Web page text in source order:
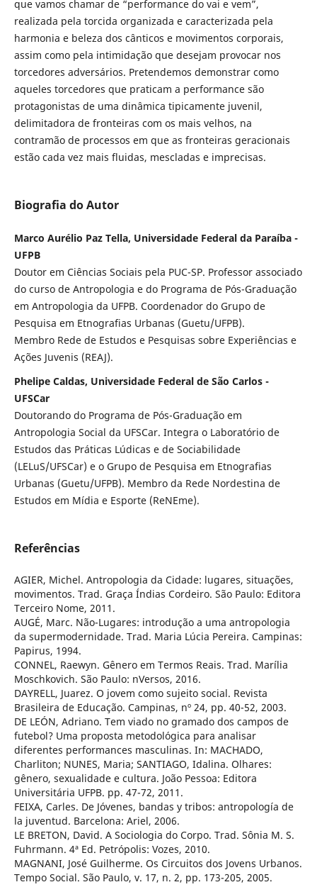
que vamos chamar de “performance do vai e vem”,
realizada pela torcida organizada e caracterizada pela
harmonia e beleza dos cânticos e movimentos corporais,
assim como pela intimidação que desejam provocar nos
torcedores adversários. Pretendemos demonstrar como
aqueles torcedores que praticam a performance são
protagonistas de uma dinâmica tipicamente juvenil,
delimitadora de fronteiras com os mais velhos, na
contramão de processos em que as fronteiras geracionais
estão cada vez mais fluidas, mescladas e imprecisas.
Biografia do Autor
Marco Aurélio Paz Tella, Universidade Federal da Paraíba -
UFPB
Doutor em Ciências Sociais pela PUC-SP. Professor associado
do curso de Antropologia e do Programa de Pós-Graduação
em Antropologia da UFPB. Coordenador do Grupo de
Pesquisa em Etnografias Urbanas (Guetu/UFPB).
Membro Rede de Estudos e Pesquisas sobre Experiências e
Ações Juvenis (REAJ).
Phelipe Caldas, Universidade Federal de São Carlos -
UFSCar
Doutorando do Programa de Pós-Graduação em
Antropologia Social da UFSCar. Integra o Laboratório de
Estudos das Práticas Lúdicas e de Sociabilidade
(LELuS/UFSCar) e o Grupo de Pesquisa em Etnografias
Urbanas (Guetu/UFPB). Membro da Rede Nordestina de
Estudos em Mídia e Esporte (ReNEme).
Referências
AGIER, Michel. Antropologia da Cidade: lugares, situações,
movimentos. Trad. Graça Índias Cordeiro. São Paulo: Editora
Terceiro Nome, 2011.
AUGÉ, Marc. Não-Lugares: introdução a uma antropologia
da supermodernidade. Trad. Maria Lúcia Pereira. Campinas:
Papirus, 1994.
CONNEL, Raewyn. Gênero em Termos Reais. Trad. Marília
Moschkovich. São Paulo: nVersos, 2016.
DAYRELL, Juarez. O jovem como sujeito social. Revista
Brasileira de Educação. Campinas, nº 24, pp. 40-52, 2003.
DE LEÓN, Adriano. Tem viado no gramado dos campos de
futebol? Uma proposta metodológica para analisar
diferentes performances masculinas. In: MACHADO,
Charliton; NUNES, Maria; SANTIAGO, Idalina. Olhares:
gênero, sexualidade e cultura. João Pessoa: Editora
Universitária UFPB. pp. 47-72, 2011.
FEIXA, Carles. De Jóvenes, bandas y tribos: antropología de
la juventud. Barcelona: Ariel, 2006.
LE BRETON, David. A Sociologia do Corpo. Trad. Sônia M. S.
Fuhrmann. 4ª Ed. Petrópolis: Vozes, 2010.
MAGNANI, José Guilherme. Os Circuitos dos Jovens Urbanos.
Tempo Social. São Paulo, v. 17, n. 2, pp. 173-205, 2005.